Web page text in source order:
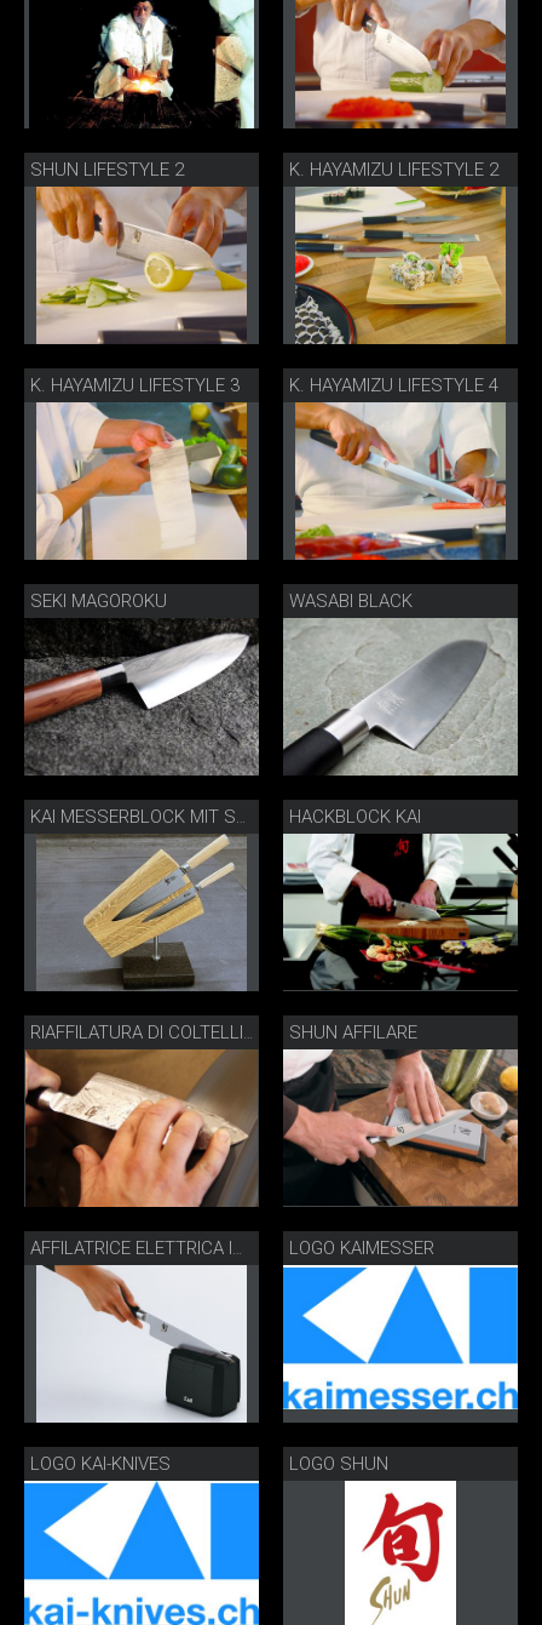
SHUN LIFESTYLE 2 K. HAYAMIZU LIFESTYLE 2
K. HAYAMIZU LIFESTYLE 3 K. HAYAMIZU LIFESTYLE 4
SEKI MAGOROKU WASABI BLACK
KAI MESSERBLOCK MIT SHUN WHITE MESSERN HACKBLOCK KAI
RIAFFILATURA DI COLTELLI D’ACCIAIO DAMASCO SHUN SHUN AFFILARE
AFFILATRICE ELETTRICA IN USO AP-0118 LOGO KAIMESSER
LOGO KAI-KNIVES LOGO SHUN